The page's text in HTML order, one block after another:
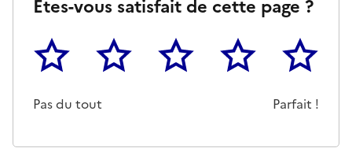
Êtes-vous satisfait de cette page ?
1
Pas du tout
2 3 4 5
Parfait !